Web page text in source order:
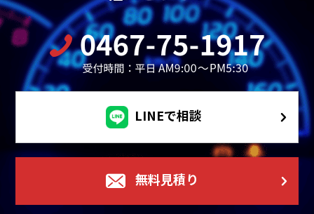
LINEで相談
無料見積り